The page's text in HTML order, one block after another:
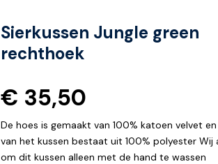
Sierkussen Jungle green
rechthoek
€ 35,50
De hoes is gemaakt van 100% katoen velvet
van het kussen bestaat uit 100% polyester Wij
om dit kussen alleen met de hand te wassen